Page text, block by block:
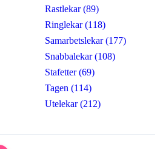
Rastlekar (89)
Ringlekar (118)
Samarbetslekar (177)
Snabbalekar (108)
Stafetter (69)
Tagen (114)
Utelekar (212)